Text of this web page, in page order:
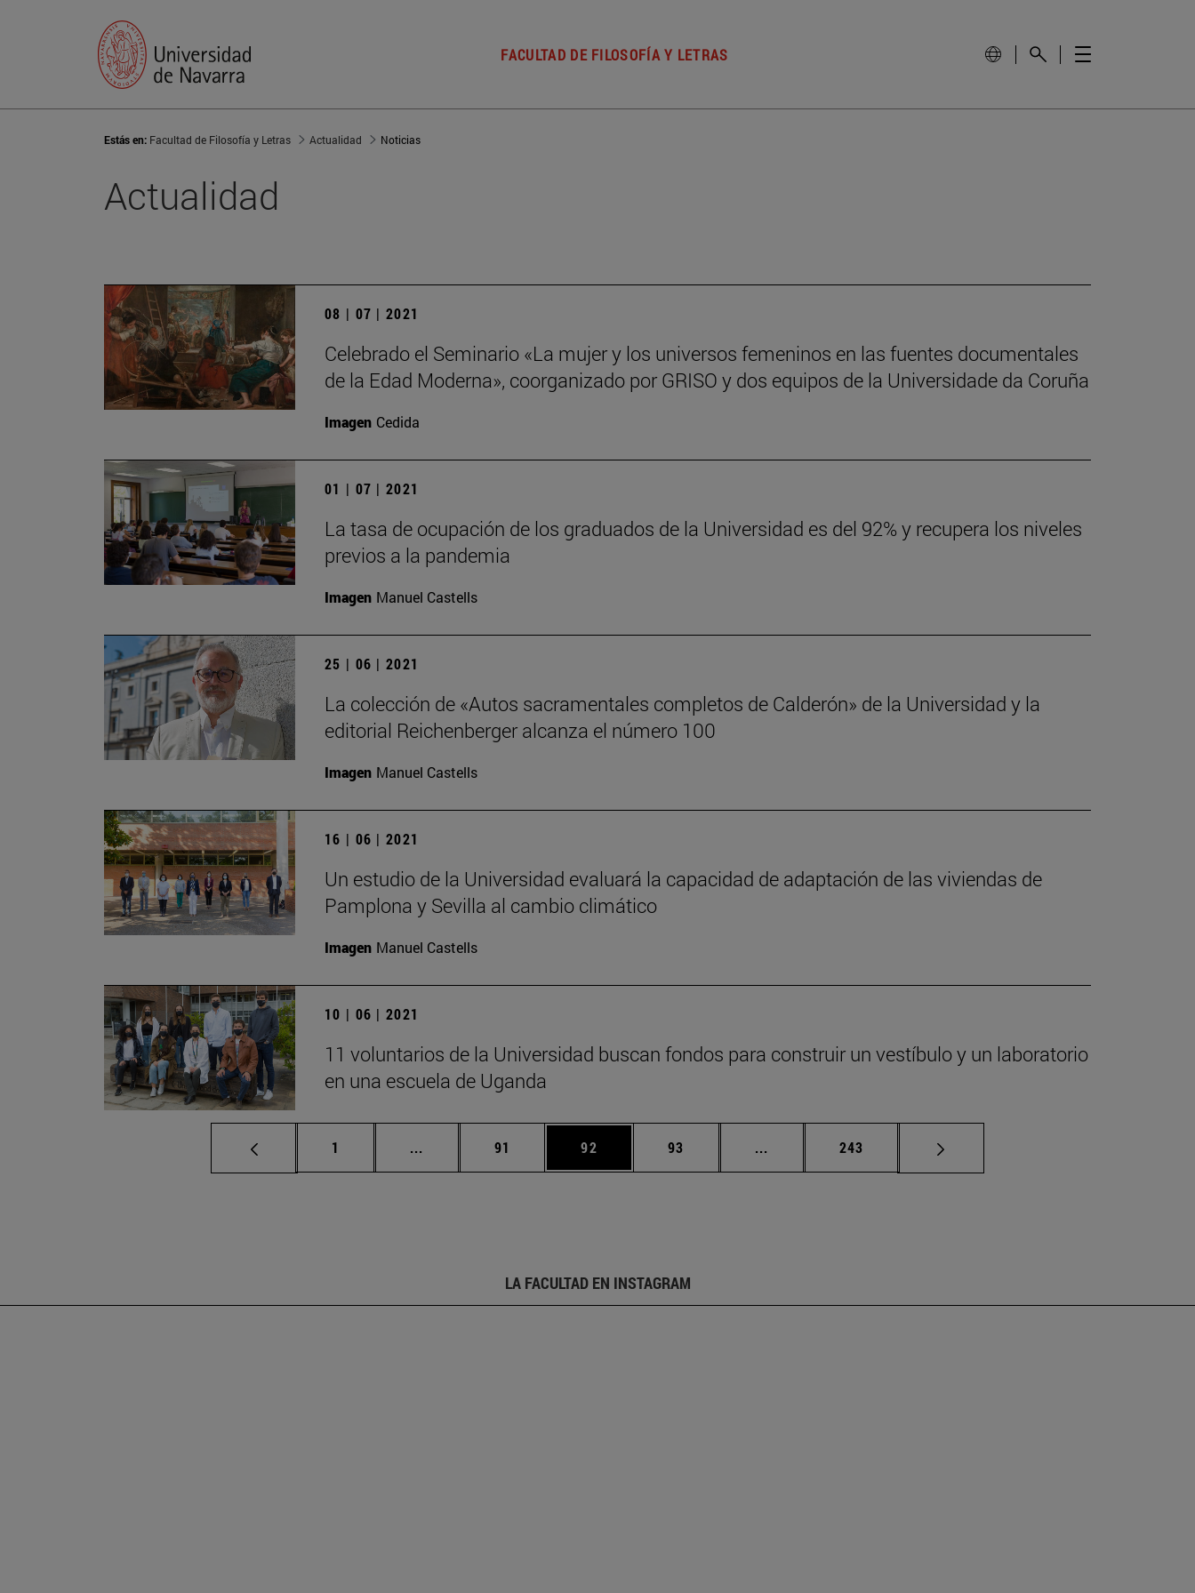
FACULTAD DE FILOSOFÍA Y LETRAS
Estás en: Facultad de Filosofía y Letras Actualidad Noticias
Actualidad
08 | 07 | 2021
Celebrado el Seminario «La mujer y los universos femeninos en las fuentes documentales
de la Edad Moderna», coorganizado por GRISO y dos equipos de la Universidade da Coruña
Imagen Cedida
01 | 07 | 2021
La tasa de ocupación de los graduados de la Universidad es del 92% y recupera los niveles
previos a la pandemia
Imagen Manuel Castells
25 | 06 | 2021
La colección de «Autos sacramentales completos de Calderón» de la Universidad y la
editorial Reichenberger alcanza el número 100
Imagen Manuel Castells
16 | 06 | 2021
Un estudio de la Universidad evaluará la capacidad de adaptación de las viviendas de
Pamplona y Sevilla al cambio climático
Imagen Manuel Castells
10 | 06 | 2021
11 voluntarios de la Universidad buscan fondos para construir un vestíbulo y un laboratorio
en una escuela de Uganda
Página
1 ... Páginas intermedias Use TAB para desplazarse.
Página
91 Página
92 Página
93 ... Páginas intermedias Use TAB para desplazarse.
Página
243
LA FACULTAD EN INSTAGRAM